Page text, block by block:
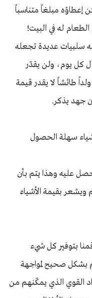
إعطاؤه مبلغاً متناسباً
له في البيت!
له سلبيات عديدة تجعله
كل يوم، ولن يقدّر
طائشاً لا يقدر قيمة
جهد يذكر.
سهلة الحصول
عليه وهذا يتم بأن
بقيمة الأشياء
بتوفير كل شيء
بشكل صحيح لمواجهة
القوي الذي يمكّنهم من